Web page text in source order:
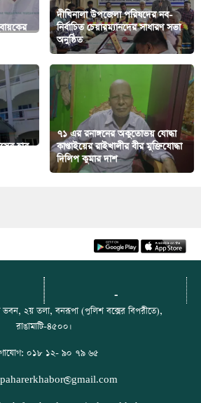
দীঘিনালা উপজেলা পরিষদের নব-
নির্বাচিত চেয়ারম্যানদের সাধারণ সভা
অনুষ্ঠিত
হার
৭১ এর রনাঙ্গনের অকুতোভয় যোদ্ধা
কাপ্তাইয়ের রাইখালীর বীর মুক্তিযোদ্ধা
দিলিপ কুমার দাশ
-
ভবন, ২য় তলা, বনরূপা (পুলিশ বক্সের বিপরীতে),
রাঙামাটি-৪৫০০।
০১৮ ১২- ৯০ ৭৯ ৬৫
paharerkhabor@gmail.com